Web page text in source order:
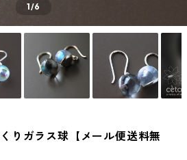
1/6
りガラス球【メール便送料無